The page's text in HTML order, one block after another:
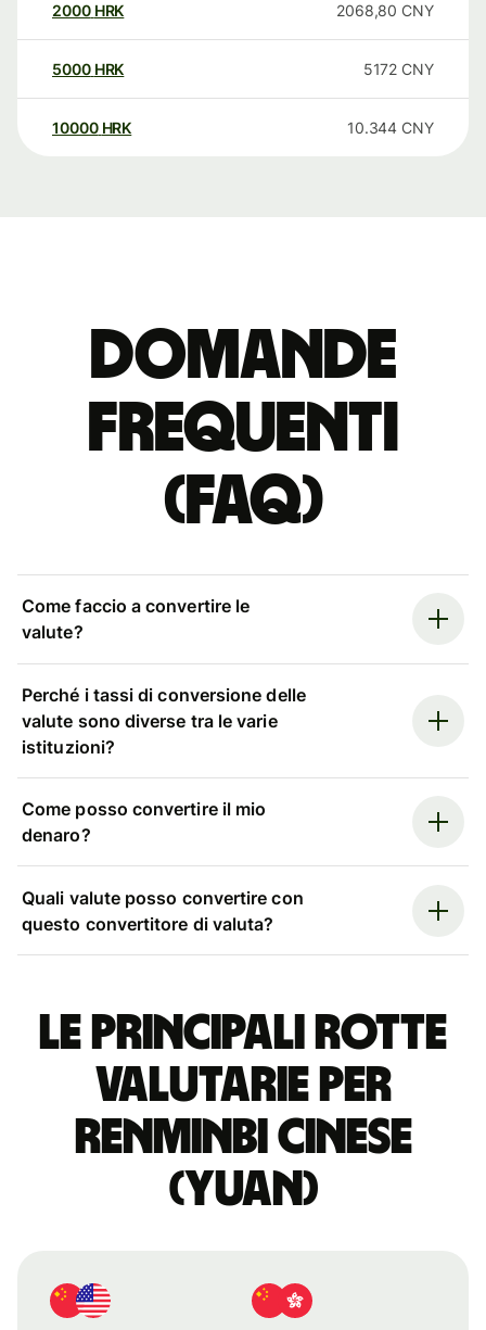
2000 HRK 2068,80 CNY
5000 HRK 5172 CNY
10000 HRK 10.344 CNY
Domande
Frequenti
(FAQ)
Come faccio a convertire le
valute?
Perché i tassi di conversione delle
valute sono diverse tra le varie
istituzioni?
Come posso convertire il mio
denaro?
Quali valute posso convertire con
questo convertitore di valuta?
Le principali rotte
valutarie per
renminbi cinese
(yuan)